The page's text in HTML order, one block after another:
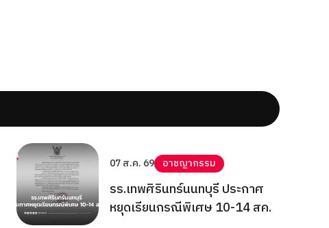
07 ส.ค. 69 อาชญากรรม
รร.เทพศิรินทร์นนทบุรี ประกาศ
หยุดเรียนกรณีพิเศษ 10-14 สค.